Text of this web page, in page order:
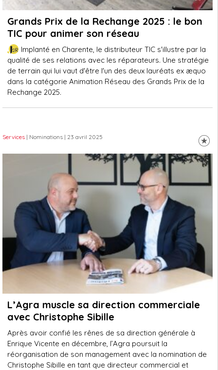
Grands Prix de la Rechange 2025 : le bon
TIC pour animer son réseau
Implanté en Charente, le distributeur TIC s'illustre par la
qualité de ses relations avec les réparateurs. Une stratégie
de terrain qui lui vaut d'être l'un des deux lauréats ex æquo
dans la catégorie Animation Réseau des Grands Prix de la
Rechange 2025.
Services | Nominations | 23 avril 2025
L’Agra muscle sa direction commerciale
avec Christophe Sibille
Après avoir confié les rênes de sa direction générale à
Enrique Vicente en décembre, l’Agra poursuit la
réorganisation de son management avec la nomination de
Christophe Sibille en tant que directeur commercial et